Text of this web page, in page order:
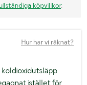
köpvillkor.
Hur har vi räknat?
koldioxidutsläpp
istället för